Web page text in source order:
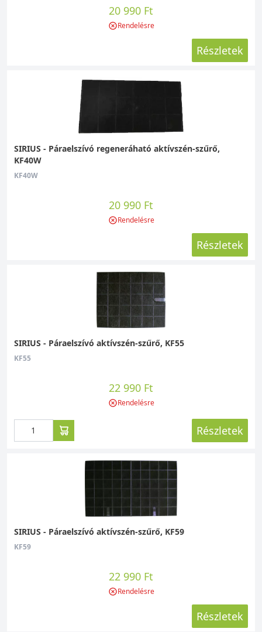
20 990 Ft
Rendelésre
Részletek
SIRIUS - Páraelszívó regeneráható aktívszén-szűrő,
KF40W
KF40W
20 990 Ft
Rendelésre
Részletek
SIRIUS - Páraelszívó aktívszén-szűrő, KF55
KF55
22 990 Ft
Rendelésre
Részletek
SIRIUS - Páraelszívó aktívszén-szűrő, KF59
KF59
22 990 Ft
Rendelésre
Részletek